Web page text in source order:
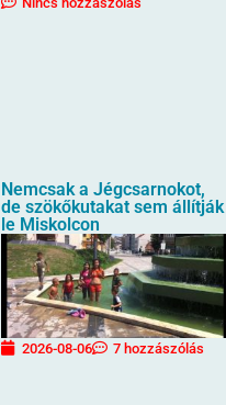
Nemcsak a Jégcsarnokot,
de szökőkutakat sem állítják
le Miskolcon
2026-08-06 7 hozzászólás